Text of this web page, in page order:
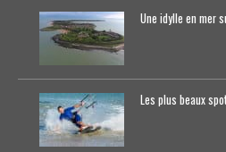
Une idylle en mer
Les plus beaux